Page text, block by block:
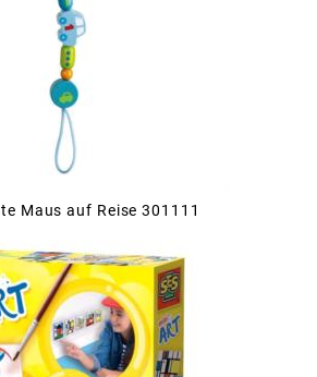
Maus auf Reise 301111